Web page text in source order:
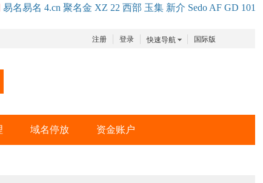
易名易名 4.cn 聚名金 XZ 22 西部 玉集 新介 Sedo AF GD 101